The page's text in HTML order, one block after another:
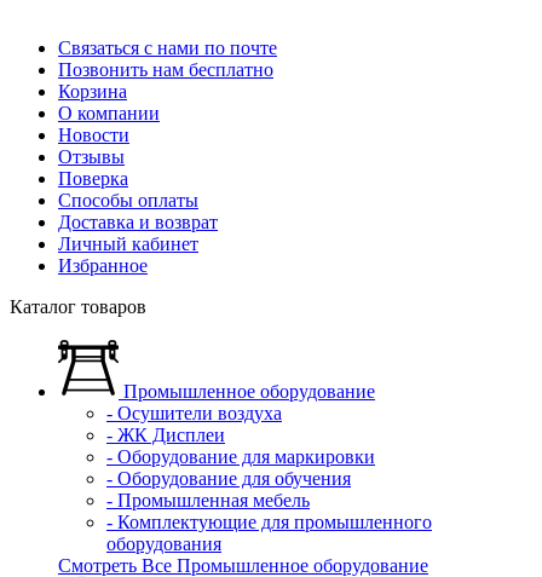
Связаться с нами по почте
Позвонить нам бесплатно
Корзина
О компании
Новости
Отзывы
Поверка
Способы оплаты
Доставка и возврат
Личный кабинет
Избранное
Каталог товаров
Промышленное оборудование
- Осушители воздуха
- ЖК Дисплеи
- Оборудование для маркировки
- Оборудование для обучения
- Промышленная мебель
- Комплектующие для промышленного
оборудования
Смотреть Все Промышленное оборудование